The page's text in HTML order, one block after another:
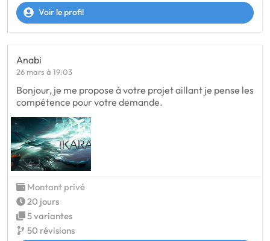
Voir le profil
Anabi
26 mars à 19:03
Bonjour, je me propose à votre projet aillant je pense les
compétence pour votre demande.
Montant privé
20 jours
5 variantes
50 révisions